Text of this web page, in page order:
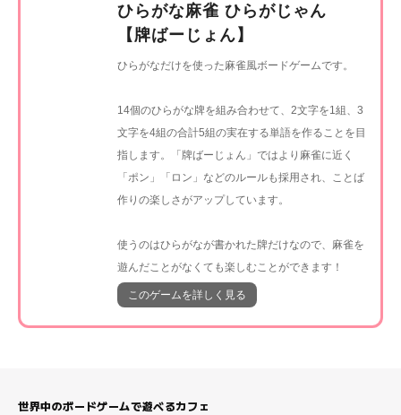
ひらがな麻雀 ひらがじゃん
【牌ばーじょん】
ひらがなだけを使った麻雀風ボードゲームです。
14個のひらがな牌を組み合わせて、2文字を1組、3
文字を4組の合計5組の実在する単語を作ることを目
指します。「牌ばーじょん」ではより麻雀に近く
「ポン」「ロン」などのルールも採用され、ことば
作りの楽しさがアップしています。
使うのはひらがなが書かれた牌だけなので、麻雀を
遊んだことがなくても楽しむことができます！
このゲームを詳しく見る
世界中のボードゲームで遊べるカフェ